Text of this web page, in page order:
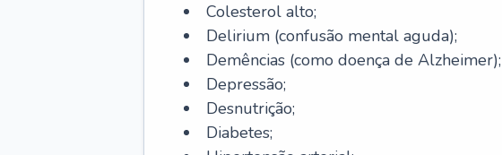
Colesterol alto;
Delirium (confusão mental aguda);
Demências (como doença de Alzheimer);
Depressão;
Desnutrição;
Diabetes;